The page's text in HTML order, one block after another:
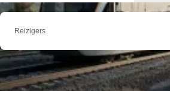
Reizigers